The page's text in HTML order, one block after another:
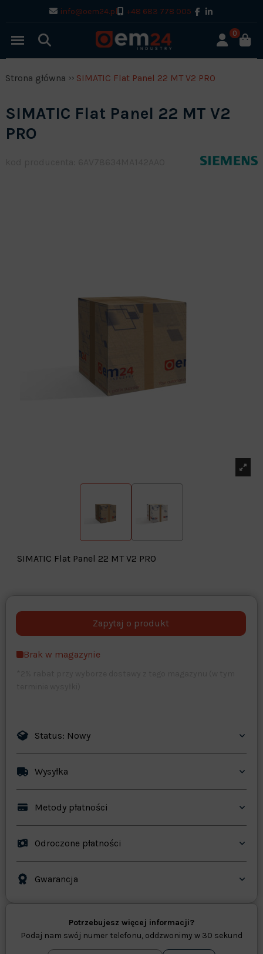
info@oem24.pl +48 683 778 005
0
Strona główna SIMATIC Flat Panel 22 MT V2 PRO
SIMATIC Flat Panel 22 MT V2
PRO
SIMATIC Flat Panel 22 MT V2 PRO
opcjonalne Maks. 250 znaków
Brak w magazynie
Status: Nowy
Wysyłka
Metody płatności
Odroczone płatności
Gwarancja
Potrzebujesz więcej informacji?
Podaj nam swój numer telefonu, oddzwonimy w 30 sekund